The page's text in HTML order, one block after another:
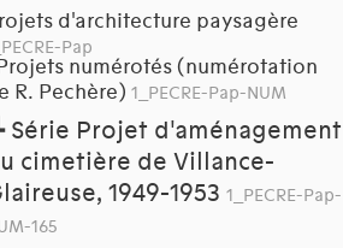
d'architecture paysagère
Pap
numérotés (numérotation
R. Pechère) 1_PECRE-Pap-NUM
Série Projet d'aménagement
cimetière de Villance-
1949-1953 1_PECRE-Pap-
165